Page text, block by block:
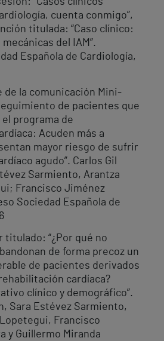
cuenta conmigo”,
titulada: “Caso clínico:
del IAM”.
Española de Cardiología,
de la comunicación Mini-
de pacientes que
programa de
Acuden más a
mayor riesgo de sufrir
agudo”. Carlos Gil
Sarmiento, Arantza
Francisco Jiménez
Sociedad Española de
“¿Por qué no
de forma precoz un
de pacientes derivados
cardíaca?
clínico y demográfico”.
Sara Estévez Sarmiento,
Francisco
y Guillermo Miranda